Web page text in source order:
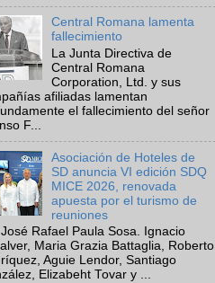
Central Romana lamenta
fallecimiento
La Junta Directiva de
Central Romana
Corporation, Ltd. y sus
afiliadas lamentan
el fallecimiento del señor
F...
Asociación de Hoteles de
SD anuncia VI edición SDQ
MICE 2026, renovada
apuesta por el turismo de
reuniones
José Rafael Paula Sosa. Ignacio
Maria Grazia Battaglia, Roberto
Aguie Lendor, Santiago
Elizabeht Tovar y ...